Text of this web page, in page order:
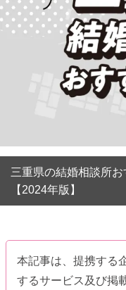
三重県の結婚相談所
【2024年版】
本記事は、提携する
するサービス及び掲